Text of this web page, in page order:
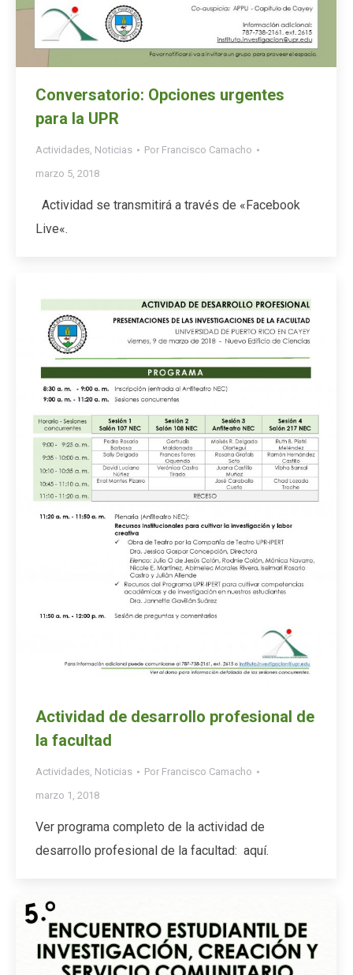
Conversatorio: Opciones urgentes
para la UPR
Actividades, Noticias Por Francisco Camacho
marzo 5, 2018
Actividad se transmitirá a través de «Facebook
Live«.
Actividad de desarrollo profesional de
la facultad
Actividades Noticias Por Francisco Camacho
marzo 1, 2018
Ver programa completo de la actividad de
desarrollo profesional de la facultad: aquí.